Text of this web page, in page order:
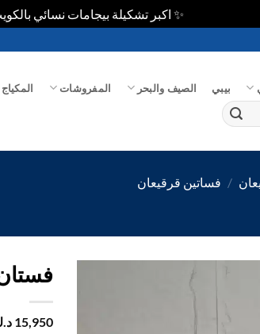
✨ اكبر تشكيلة بيجامات نسائي
بيبي الصيف والبحر المفروشات المكياج
/ فساتين قرقيعان
15,950